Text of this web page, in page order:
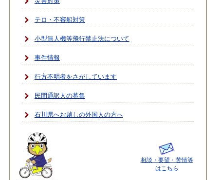
テロ・不審船対策
小型無人機等飛行禁止法について
事件情報
行方不明者をさがしています
民間通訳人の募集
石川県へお越しの外国人の方へ
相談・要望・苦情等
はこちら